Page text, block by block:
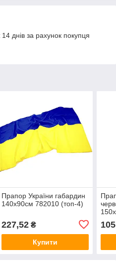
днів за рахунок покупця
Прапор України габардин
140х90см 782010 (топ-4)
227,52₴
Купити